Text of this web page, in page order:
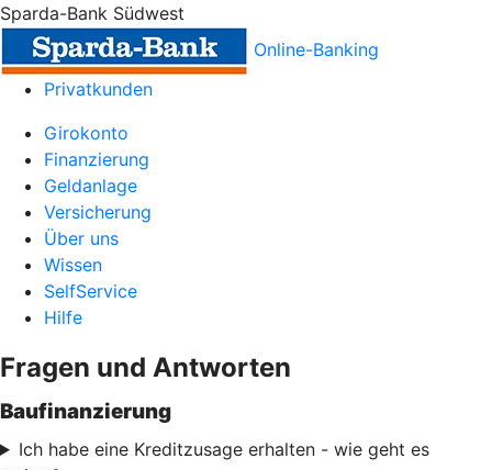
Sparda-Bank Südwest
Online-Banking
Privatkunden
Girokonto
Finanzierung
Geldanlage
Versicherung
Über uns
Wissen
SelfService
Hilfe
Fragen und Antworten
Baufinanzierung
Ich habe eine Kreditzusage erhalten - wie geht es